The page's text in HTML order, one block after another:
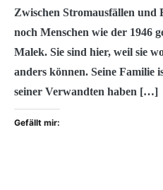
Zwischen Stromausfällen und
noch Menschen wie der 1946
Malek. Sie sind hier, weil sie
anders können. Seine Familie
seiner Verwandten haben […]
Gefällt mir: